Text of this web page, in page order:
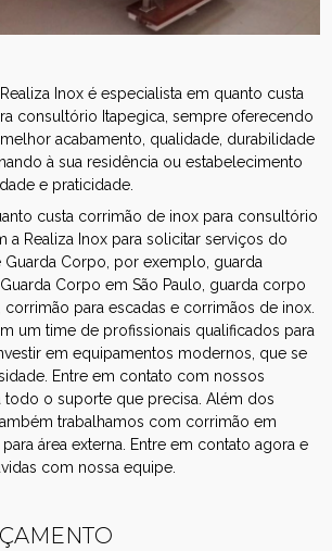
Inox é especialista em quanto custa
consultório Itapegica, sempre oferecendo
acabamento, qualidade, durabilidade
à sua residência ou estabelecimento
e praticidade.
custa corrimão de inox para consultório
a Realiza Inox para solicitar serviços do
Corpo, por exemplo, guarda
Corpo em São Paulo, guarda corpo
corrimão para escadas e corrimãos de inox.
um time de profissionais qualificados para
em equipamentos modernos, que se
Entre em contato com nossos
todo o suporte que precisa. Além dos
trabalhamos com corrimão em
área externa. Entre em contato agora e
com nossa equipe.